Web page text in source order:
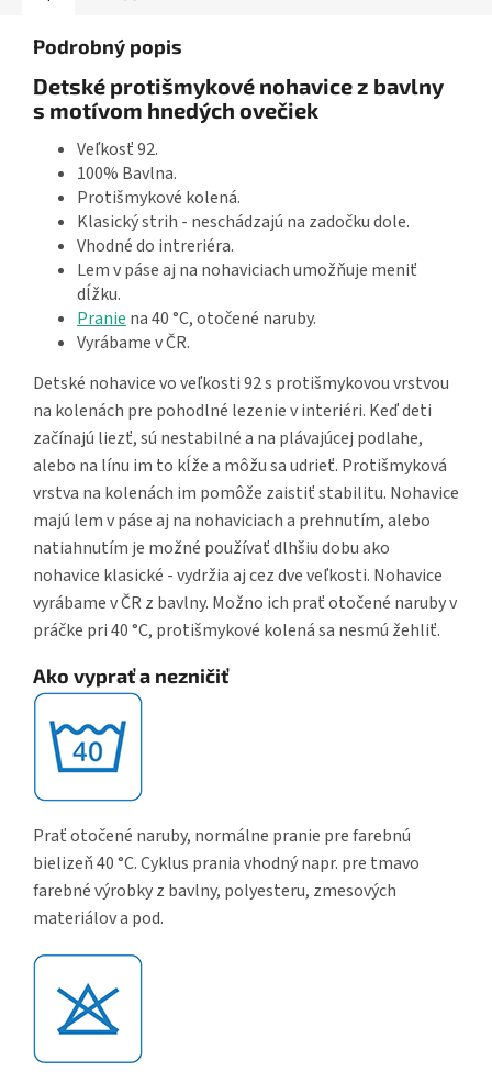
Podrobný popis
Detské protišmykové nohavice z bavlny
s motívom hnedých ovečiek
Veľkosť 92.
100% Bavlna.
Protišmykové kolená.
Klasický strih - neschádzajú na zadočku dole.
Vhodné do intreriéra.
Lem v páse aj na nohaviciach umožňuje meniť
dĺžku.
Pranie na 40 °C, otočené naruby.
Vyrábame v ČR.
Detské nohavice vo veľkosti 92 s protišmykovou vrstvou
na kolenách pre pohodlné lezenie v interiéri. Keď deti
začínajú liezť, sú nestabilné a na plávajúcej podlahe,
alebo na línu im to kĺže a môžu sa udrieť. Protišmyková
vrstva na kolenách im pomôže zaistiť stabilitu. Nohavice
majú lem v páse aj na nohaviciach a prehnutím, alebo
natiahnutím je možné používať dlhšiu dobu ako
nohavice klasické - vydržia aj cez dve veľkosti. Nohavice
vyrábame v ČR z bavlny. Možno ich prať otočené naruby v
práčke pri 40 °C, protišmykové kolená sa nesmú žehliť.
Ako vyprať a nezničiť
Prať otočené naruby, normálne pranie pre farebnú
bielizeň 40 °C. Cyklus prania vhodný napr. pre tmavo
farebné výrobky z bavlny, polyesteru, zmesových
materiálov a pod.